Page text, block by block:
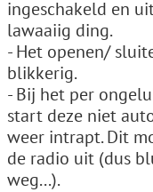
ingeschakeld en
lawaaiig ding.
- Het openen/
blikkerig.
- Bij het per
start deze niet
weer intrapt. Dit
de radio uit (dus
weg...).